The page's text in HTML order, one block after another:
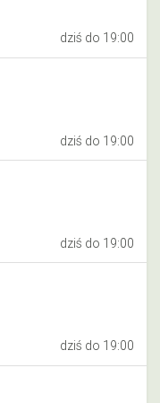
dziś do 19:00
dziś do 19:00
dziś do 19:00
dziś do 19:00